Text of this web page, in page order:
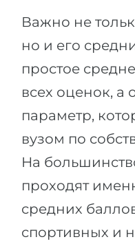
Важно не
но и его
простое
всех оценок,
параметр,
вузом по
На
проходят
средних
спортивных и